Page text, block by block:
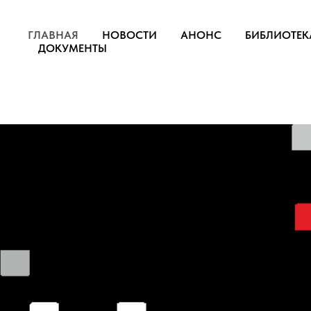
ГЛАВНАЯ НОВОСТИ АНОНС
ДОКУМЕНТЫ